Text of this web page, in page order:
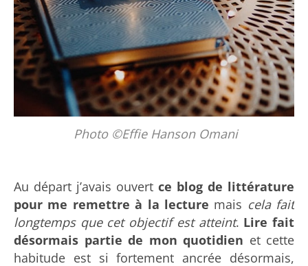
Photo ©Effie Hanson Omani
Au départ j’avais ouvert ce blog de littérature
pour me remettre à la lecture mais cela fait
longtemps que cet objectif est atteint. Lire fait
désormais partie de mon quotidien et cette
habitude est si fortement ancrée désormais,